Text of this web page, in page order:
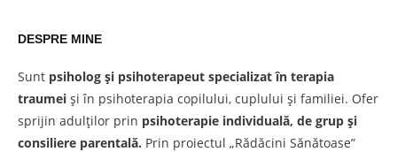
DESPRE MINE
Sunt psiholog și psihoterapeut specializat în terapia
traumei și în psihoterapia copilului, cuplului și familiei. Ofer
sprijin adulților prin psihoterapie individuală, de grup și
consiliere parentală. Prin proiectul „Rădăcini Sănătoase”